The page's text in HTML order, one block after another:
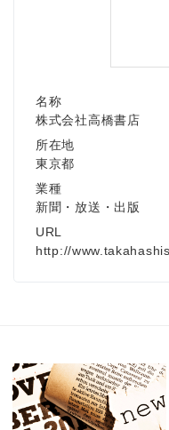
名称
株式会社高橋書店
所在地
東京都
業種
新聞・放送・出版
URL
http://